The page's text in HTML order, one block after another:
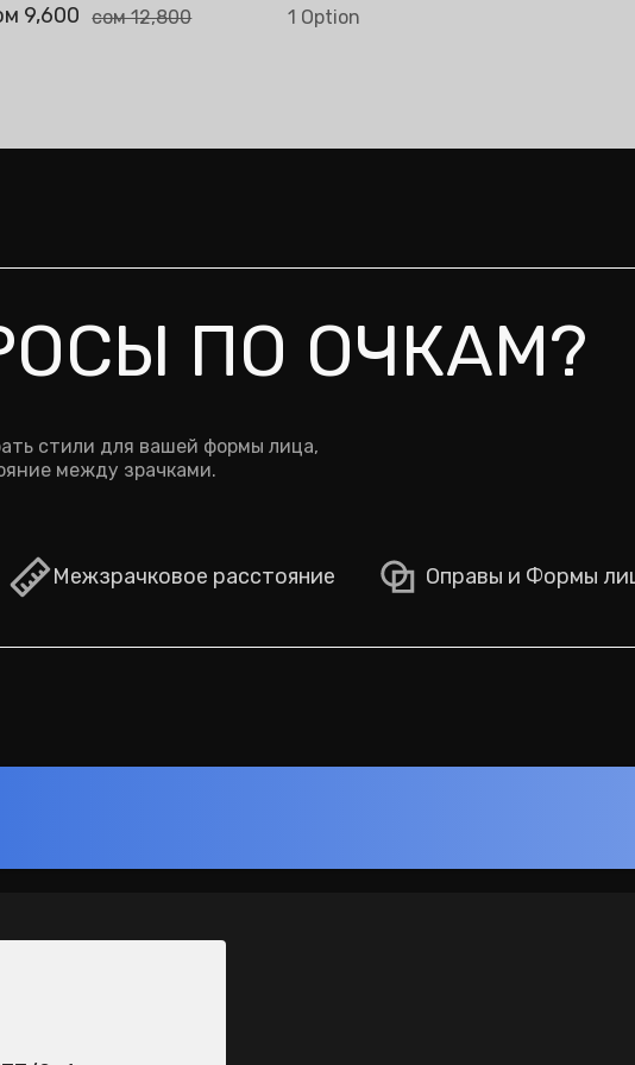
9,600 сом 12,800 1 Option
ПО ОЧКАМ?
стили для вашей формы лица,
между зрачками.
Межзрачковое расстояние Оправы и Формы